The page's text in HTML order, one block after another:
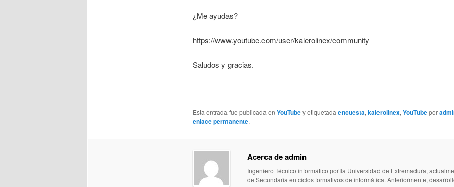
¿Me ayudas?
https://www.youtube.com/user/kalerolinex/community
Saludos y gracias.
Esta entrada fue publicada en YouTubey etiquetada encuesta, kalerolinex, YouTubepor
enlace permanente.
Acerca de admin
Ingeniero Técnico informático por la Universidad de Extremadura,
de Secundaria en ciclos formativos de informática. Anteriormente,